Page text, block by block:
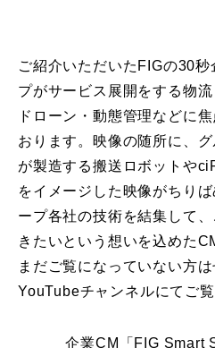
ご紹介いただいたFIGの30
プがサービス展開をする物
ドローン・動態管理などに
おります。映像の随所に、
が製造する搬送ロボットや
をイメージした映像がちり
ープ各社の技術を結集して
きたいという想いを込めた
まだご覧になっていない方
YouTubeチャンネルにてご覧
企業CM「FIG Smart